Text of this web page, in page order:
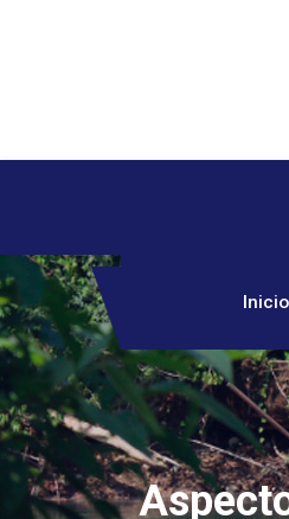
Inicio